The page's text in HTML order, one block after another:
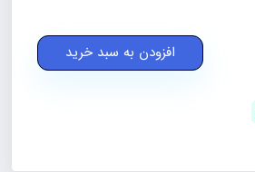
افزودن به سبد خرید